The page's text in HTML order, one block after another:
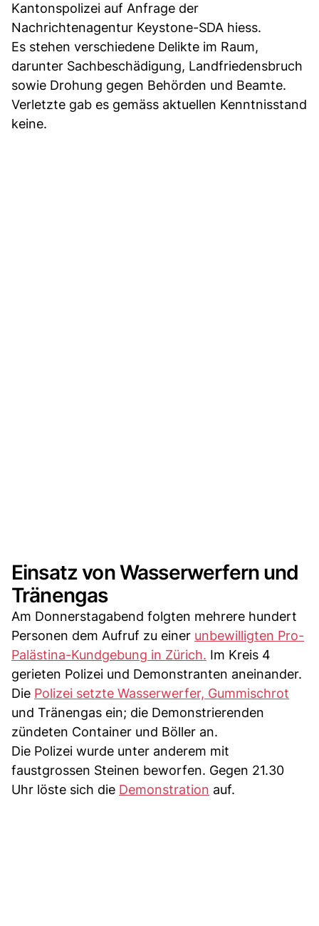
Kantonspolizei auf Anfrage der
Nachrichtenagentur Keystone-SDA hiess.
Es stehen verschiedene Delikte im Raum,
darunter Sachbeschädigung, Landfriedensbruch
sowie Drohung gegen Behörden und Beamte.
Verletzte gab es gemäss aktuellen Kenntnisstand
keine.
Einsatz von Wasserwerfern und
Tränengas
Am Donnerstagabend folgten mehrere hundert
Personen dem Aufruf zu einer unbewilligten Pro-
Palästina-Kundgebung in Zürich. Im Kreis 4
gerieten Polizei und Demonstranten aneinander.
Die Polizei setzte Wasserwerfer, Gummischrot
und Tränengas ein; die Demonstrierenden
zündeten Container und Böller an.
Die Polizei wurde unter anderem mit
faustgrossen Steinen beworfen. Gegen 21.30
Uhr löste sich die Demonstration auf.